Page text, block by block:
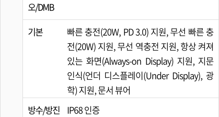
오/DMB
기본
빠른 충전(20W, PD 3.0) 지원, 무선 빠른 충
전(20W) 지원, 무선 역충전 지원, 항상 켜져
있는 화면(Always-on Display) 지원, 지문
인식(언더 디스플레이(Under Display), 광
학) 지원, 문서 뷰어
방수/방진 IP68 인증